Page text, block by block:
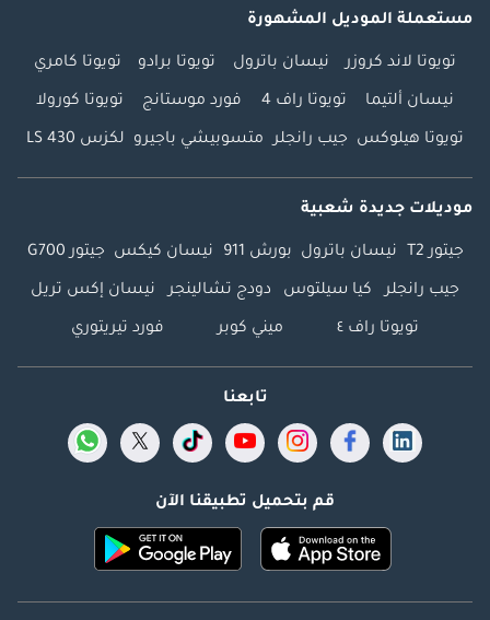
مستعملة الموديل المشهورة
تويوتا لاند كروزر نيسان باترول تويوتا برادو تويوتا كامري
نيسان ألتيما تويوتا راف 4 فورد موستانج تويوتا كورولا
تويوتا هيلوكس جيب رانجلر متسوبيشي باجيرو لكزس LS 430
موديلات جديدة شعبية
جيتور T2 نيسان باترول بورش 911 نيسان كيكس جيتور G700
جيب رانجلر كيا سيلتوس دودج تشالينجر نيسان إكس تريل
تويوتا راف ٤ ميني كوبر فورد تيريتوري
تابعنا
قم بتحميل تطبيقنا الآن